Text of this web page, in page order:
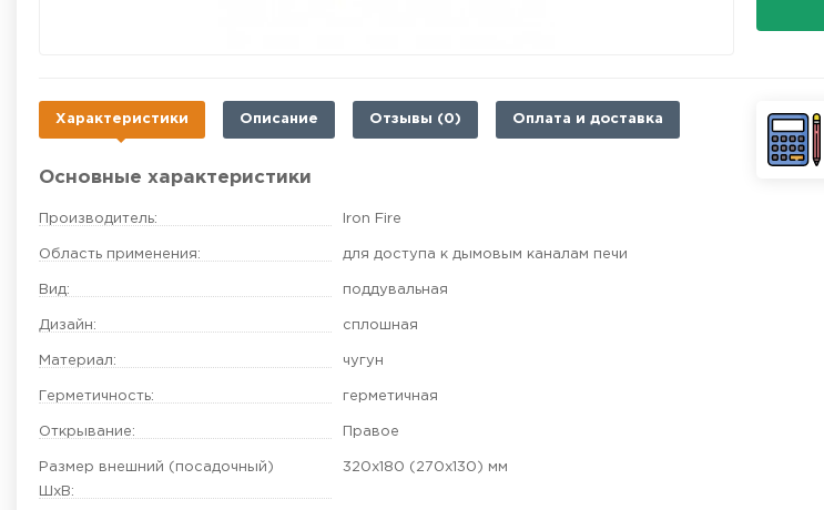
Характеристики Описание Отзывы (0) Оплата и доставка
Основные характеристики
Производитель: Iron Fire
Область применения: для доступа к дымовым каналам печи
Вид: поддувальная
Дизайн: сплошная
Материал: чугун
Герметичность: герметичная
Открывание: Правое
Размер внешний (посадочный)
ШхВ:
320х180 (270х130) мм